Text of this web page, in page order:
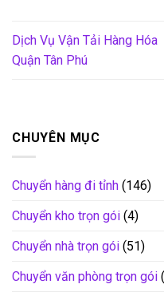
Dịch Vụ Vận Tải Hàng Hóa
Quận Tân Phú
CHUYÊN MỤC
Chuyển hàng đi tỉnh (146)
Chuyển kho trọn gói (4)
Chuyển nhà trọn gói (51)
Chuyển văn phòng trọn gói